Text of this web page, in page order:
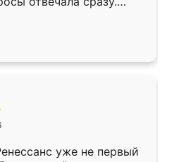
субботу, подошёл к
Собрали
аккуратно, даже
уже не первый